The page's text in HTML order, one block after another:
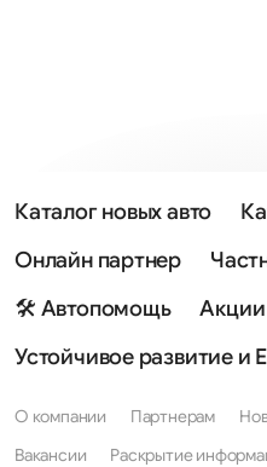
Каталог новых авто
Онлайн партнер
🛠 Автопомощь
Акции
Устойчивое развитие и
О компании Партнерам
Вакансии
Раскрытие